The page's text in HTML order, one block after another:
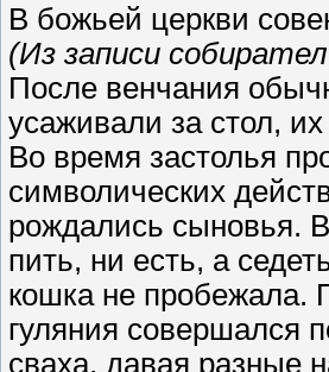
В божьей церкви
(Из записи
После венчания
усаживали за стол,
Во время застолья
символических
рождались сыновья.
пить, ни есть, а
кошка не пробежала.
гуляния совершался
сваха, давая разные